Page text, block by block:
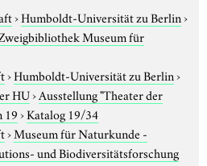
›Humboldt-Universität zu Berlin›
Museum für
›Humboldt-Universität zu Berlin›
HU›Ausstellung "Theater der
19›Katalog 19/34
›Museum für Naturkunde -
und Biodiversitätsforschung